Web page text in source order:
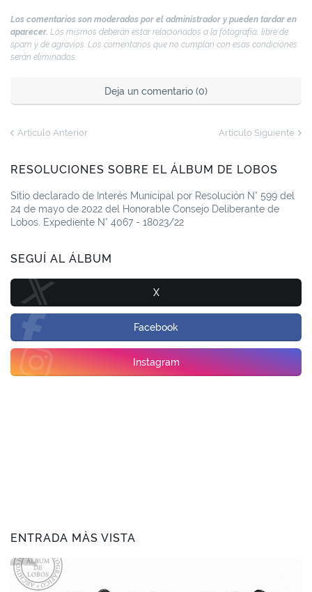
Los comentarios son moderados por el administrador y pueden tardar en
aparecer. Los mismos deberán estar relacionados a la fotografía, libre de
spam y de agravios. Los comentarios que no cumplan con esas condiciones
serán eliminados.
Deja un comentario (0)
Artículo Anterior Artículo Siguiente
RESOLUCIONES SOBRE EL ÁLBUM DE LOBOS
Sitio declarado de Interés Municipal por Resolución N° 599 del
24 de mayo de 2022 del Honorable Consejo Deliberante de
Lobos. Expediente N° 4067 - 18023/22
SEGUÍ AL ÁLBUM
X
Facebook
Instagram
ENTRADA MÀS VISTA